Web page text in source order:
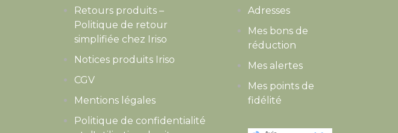
Retours produits –
Politique de retour
simplifiée chez Iriso
Notices produits Iriso
CGV
Mentions légales
Politique de confidentialité
Adresses
Mes bons de
réduction
Mes alertes
Mes points de
fidélité